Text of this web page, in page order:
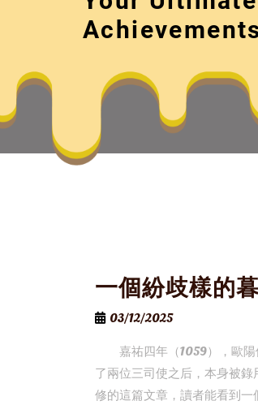
一個紛
Cherish your visions
一個紛歧樣的
03/12/2025
嘉祐四年（1059），歐
了兩位三司使之后，本身被
修的這篇文章，讀者能看到一